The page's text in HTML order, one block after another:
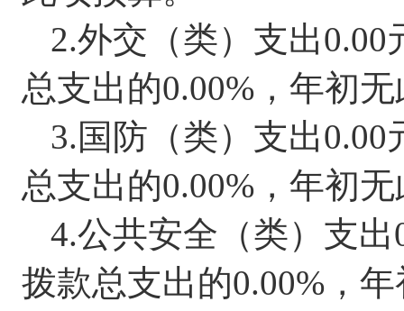
2.外交（类）支出0.00
总支出的0.00%， 年初
3.国防（类）支出0.00
总支出的0.00%， 年初
4.公共安全（类）支出
拨款总支出的0.00%， 年